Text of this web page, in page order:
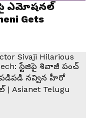
ఎమోషనల్
Gets